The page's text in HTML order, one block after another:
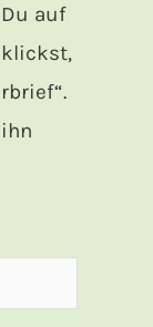
auf